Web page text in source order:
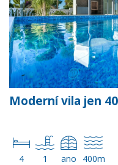
Moderní vila jen
4 1 ano 400m